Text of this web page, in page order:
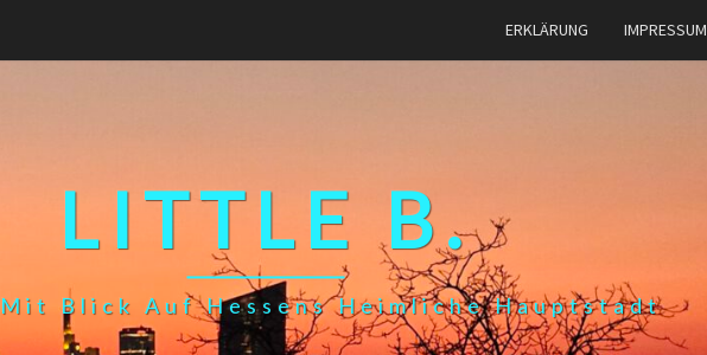
ERKLÄRUNG IMPRESSUM
LITTLE B.
Blick Auf Hessens Heimliche Hauptstadt